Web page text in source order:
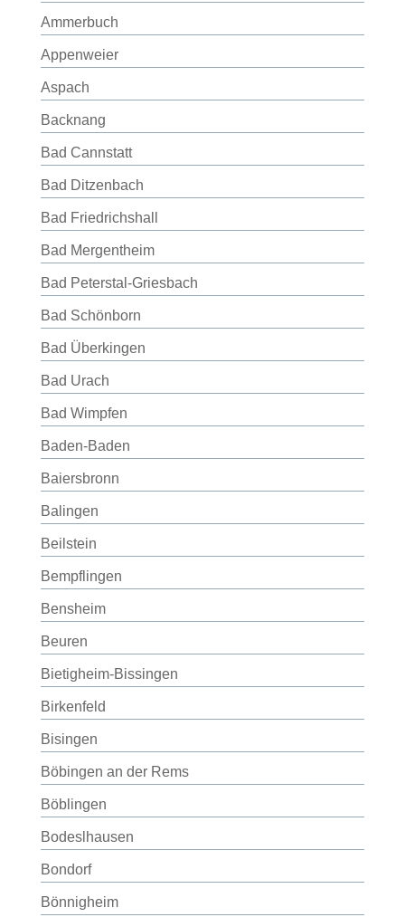
Ammerbuch
Appenweier
Aspach
Backnang
Bad Cannstatt
Bad Ditzenbach
Bad Friedrichshall
Bad Mergentheim
Bad Peterstal-Griesbach
Bad Schönborn
Bad Überkingen
Bad Urach
Bad Wimpfen
Baden-Baden
Baiersbronn
Balingen
Beilstein
Bempflingen
Bensheim
Beuren
Bietigheim-Bissingen
Birkenfeld
Bisingen
Böbingen an der Rems
Böblingen
Bodeslhausen
Bondorf
Bönnigheim